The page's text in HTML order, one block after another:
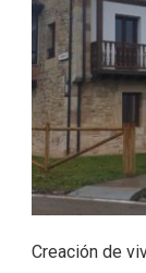
Creación de